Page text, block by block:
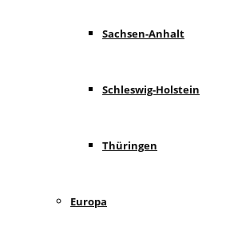
Sachsen-Anhalt
Schleswig-Holstein
Thüringen
Europa